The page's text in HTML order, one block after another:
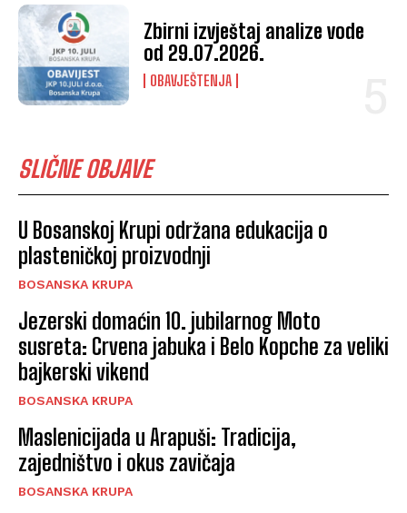
Zbirni izvještaj analize vode
od 29.07.2026.
OBAVJEŠTENJA
SLIČNE OBJAVE
U Bosanskoj Krupi održana edukacija o
plasteničkoj proizvodnji
BOSANSKA KRUPA
Jezerski domaćin 10. jubilarnog Moto
susreta: Crvena jabuka i Belo Kopche za veliki
bajkerski vikend
BOSANSKA KRUPA
Maslenicijada u Arapuši: Tradicija,
zajedništvo i okus zavičaja
BOSANSKA KRUPA